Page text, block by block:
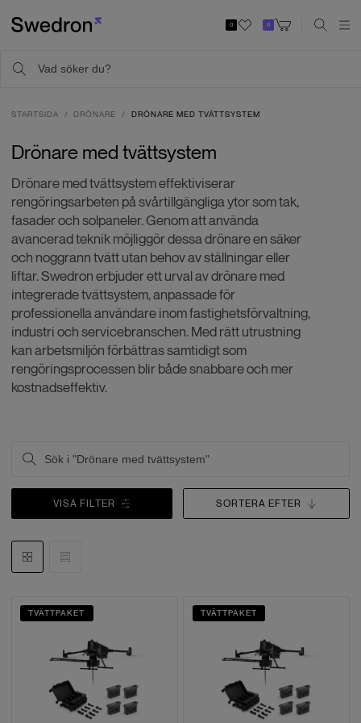
0 0
STARTSIDA DRÖNARE DRÖNARE MED TVÄTTSYSTEM
Drönare med tvättsystem
Drönare med tvättsystem effektiviserar
rengöringsarbeten på svårtillgängliga ytor som tak,
fasader och solpaneler. Genom att använda
avancerad teknik möjliggör dessa drönare en säker
och noggrann tvätt utan behov av ställningar eller
liftar. Swedron erbjuder ett urval av drönare med
integrerade tvättsystem, anpassade för
professionella användare inom fastighetsförvaltning,
industri och servicebranschen. Med rätt utrustning
kan arbetsmiljön förbättras samtidigt som
rengöringsprocessen blir både snabbare och mer
kostnadseffektiv.
VISA FILTER SORTERA EFTER
TVÄTTPAKET TVÄTTPAKET